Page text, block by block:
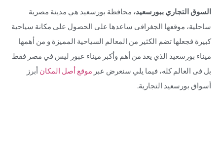
السوق التجاري ببورسعيد،محافظة بورسعيد هي مدينة مصرية
ساحلية، موقعها الجغرافى ساعدها على الحصول على مكانة سياحية
كبيرة فجعلها تضم الكثير من المعالم السياحية المميزة و من أهمها
ميناء بورسعيد الذي يعد من أهم وأكبر ميناء عبور ليس في مصر فقط
بل فى العالم كله، فيما يلي سنعرض عبرموقع أصل المكانأبرز
أسواق بورسعيد التجارية.